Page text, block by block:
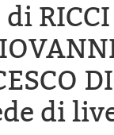
RICCI
di